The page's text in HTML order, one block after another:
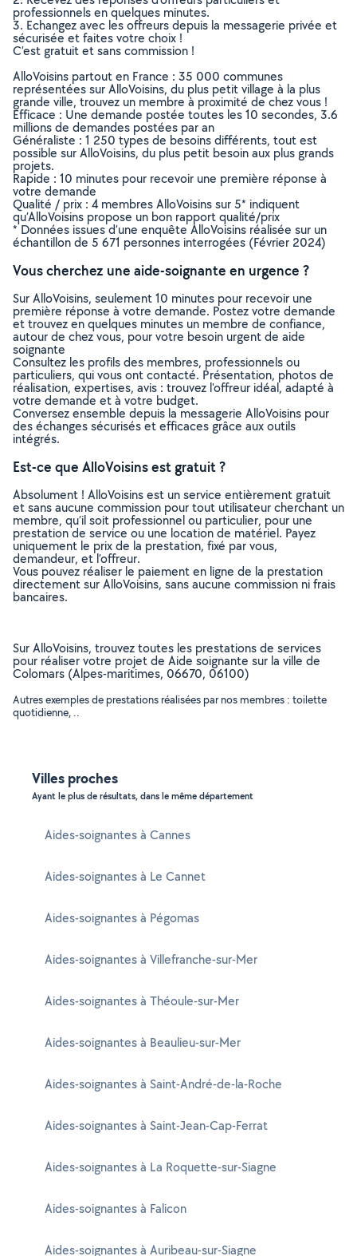
professionnels en quelques minutes.
3. Echangez avec les offreurs depuis la messagerie privée et
sécurisée et faites votre choix !
C’est gratuit et sans commission !
AlloVoisins partout en France : 35 000 communes
représentées sur AlloVoisins, du plus petit village à la plus
grande ville, trouvez un membre à proximité de chez vous !
Efficace : Une demande postée toutes les 10 secondes, 3.6
millions de demandes postées par an
Généraliste : 1 250 types de besoins différents, tout est
possible sur AlloVoisins, du plus petit besoin aux plus grands
projets.
Rapide : 10 minutes pour recevoir une première réponse à
votre demande
Qualité / prix : 4 membres AlloVoisins sur 5* indiquent
qu’AlloVoisins propose un bon rapport qualité/prix
* Données issues d’une enquête AlloVoisins réalisée sur un
échantillon de 5 671 personnes interrogées (Février 2024)
Vous cherchez une aide-soignante en urgence ?
Sur AlloVoisins, seulement 10 minutes pour recevoir une
première réponse à votre demande. Postez votre demande
et trouvez en quelques minutes un membre de confiance,
autour de chez vous, pour votre besoin urgent de aide
soignante
Consultez les profils des membres, professionnels ou
particuliers, qui vous ont contacté. Présentation, photos de
réalisation, expertises, avis : trouvez l'offreur idéal, adapté à
votre demande et à votre budget.
Conversez ensemble depuis la messagerie AlloVoisins pour
des échanges sécurisés et efficaces grâce aux outils
intégrés.
Est-ce que AlloVoisins est gratuit ?
Absolument ! AlloVoisins est un service entièrement gratuit
et sans aucune commission pour tout utilisateur cherchant un
membre, qu’il soit professionnel ou particulier, pour une
prestation de service ou une location de matériel. Payez
uniquement le prix de la prestation, fixé par vous,
demandeur, et l’offreur.
Vous pouvez réaliser le paiement en ligne de la prestation
directement sur AlloVoisins, sans aucune commission ni frais
bancaires.
Sur AlloVoisins, trouvez toutes les prestations de services
pour réaliser votre projet de Aide soignante sur la ville de
Colomars (Alpes-maritimes, 06670, 06100)
Autres exemples de prestations réalisées par nos membres : toilette
quotidienne, ..
Villes proches
Ayant le plus de résultats, dans le même département
Aides-soignantes à Cannes
Aides-soignantes à Le Cannet
Aides-soignantes à Pégomas
Aides-soignantes à Villefranche-sur-Mer
Aides-soignantes à Théoule-sur-Mer
Aides-soignantes à Beaulieu-sur-Mer
Aides-soignantes à Saint-André-de-la-Roche
Aides-soignantes à Saint-Jean-Cap-Ferrat
Aides-soignantes à La Roquette-sur-Siagne
Aides-soignantes à Falicon
Aides-soignantes à Auribeau-sur-Siagne